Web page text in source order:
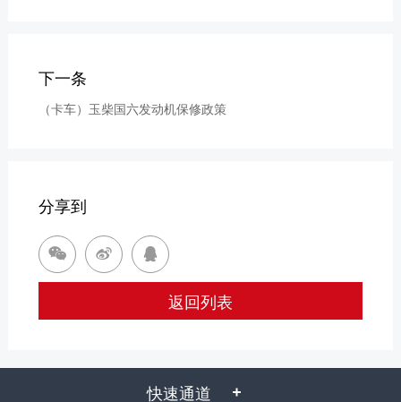
下一条
（卡车）玉柴国六发动机保修政策
分享到
  
返回列表
快速通道